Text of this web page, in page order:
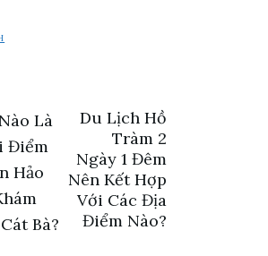
Là
Điểm
Hảo
Bà?
Du Lịch Hồ
Tràm 2
Ngày 1 Đêm
Nên Kết Hợp
Với Các Địa
Điểm Nào?